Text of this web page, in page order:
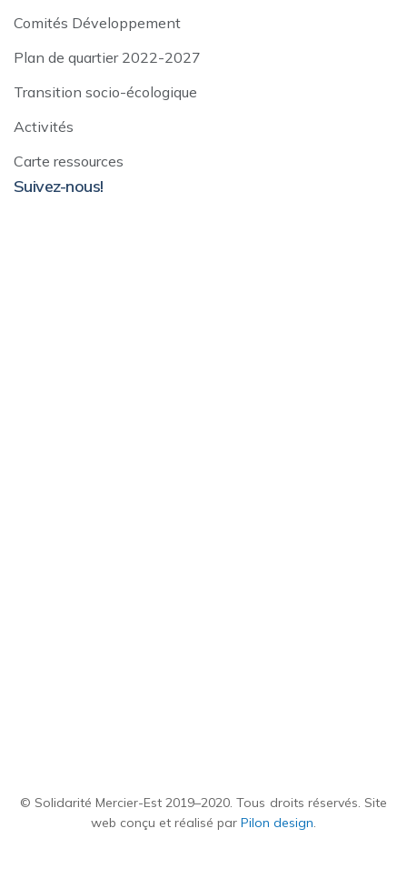
Comités Développement
Plan de quartier 2022-2027
Transition socio-écologique
Activités
Carte ressources
Suivez-nous!
© Solidarité Mercier-Est 2019–2020. Tous droits réservés. Site
web conçu et réalisé parPilon design.